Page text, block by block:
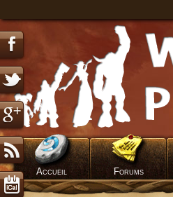
Accueil Forums